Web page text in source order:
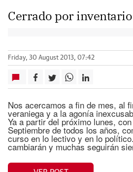
Cerrado por inventario
Friday, 30 August 2013, 07:42
Nos acercamos a fin de mes, al
veraniega y a la agonía
Ya a partir del próximo lunes,
Septiembre de todos los años,
curso en lo lectivo y en lo
cambiarán y muchas seguirán